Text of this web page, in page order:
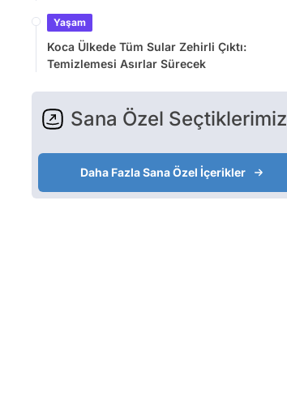
Yaşam
Koca Ülkede Tüm Sular Zehirli Çıktı:
Temizlemesi Asırlar Sürecek
Sana Özel Seçtiklerimiz
Daha Fazla Sana Özel İçerikler